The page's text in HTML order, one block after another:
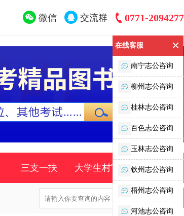
微信 交流群 0771-2094277
三支一扶 大学生村官 时事政策
在线客服
南宁志公咨询
柳州志公咨询
桂林志公咨询
百色志公咨询
玉林志公咨询
钦州志公咨询
梧州志公咨询
河池志公咨询